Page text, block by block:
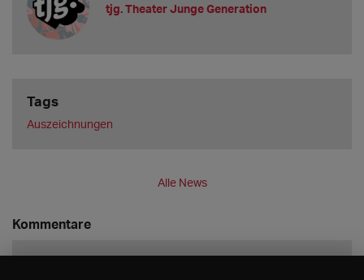
tjg. Theater Junge Generation
Tags
Auszeichnungen
Alle News
Kommentare